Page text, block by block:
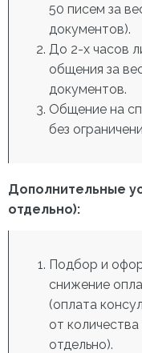
50 писем за
документов).
До 2-х часов
общения за
документов.
Общение на
без
Дополнительные
отдельно):
Подбор и
снижение
(оплата
от
отдельно).